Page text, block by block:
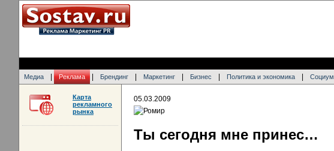
Медиа Реклама Брендинг Маркетинг Бизнес Политика и экономика Социум
05.03.2009
Ты сегодня мне принес…
Карта
рекламного
рынка